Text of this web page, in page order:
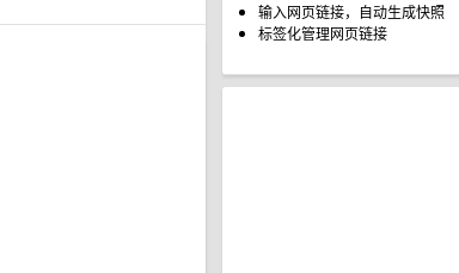
输入网页链接，自动生成快照
标签化管理网页链接